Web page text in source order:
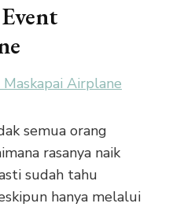
semua orang
rasanya naik
sudah tahu
hanya melalui